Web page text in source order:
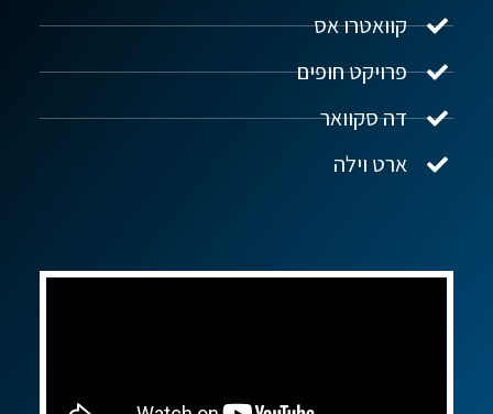
קוואטרו אס
פרויקט חופים
דה סקוואר
ארט וילה
שלום! איך אפשר לעזור?